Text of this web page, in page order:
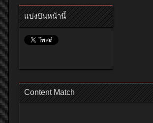
แบ่งปันหน้านี้
Content Match